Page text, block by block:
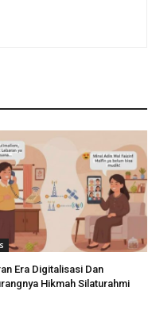
Era Digitalisasi Dan
Hikmah Silaturahmi